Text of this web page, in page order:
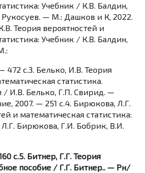
Учебник / К.В. Балдин,
— М.: Дашков и К, 2022.
Теория вероятностей и
Учебник / К.В. Балдин,
472 c.3. Белько, И.В. Теория
статистика.
И.В. Белько, Г.П. Свирид. —
2007. — 251 c.4. Бирюкова, Л.Г.
и математическая статистика:
Бирюкова, Г.И. Бобрик, В.И.
c.5. Битнер, Г.Г. Теория
пособие / Г.Г. Битнер.. — Рн/